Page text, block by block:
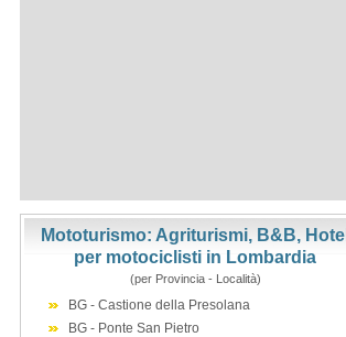
Mototurismo: Agriturismi, B&B, Hotel
per motociclisti in Lombardia
(per Provincia - Località)
BG - Castione della Presolana
BG - Ponte San Pietro